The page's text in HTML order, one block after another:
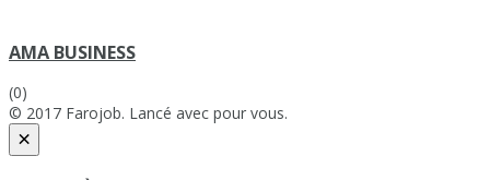
AMA BUSINESS
(0)
© 2017 Farojob. Lancé avec pour vous.
×